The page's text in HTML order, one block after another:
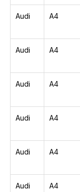
Audi A4
Audi A4
Audi A4
Audi A4
Audi A4
Audi A4